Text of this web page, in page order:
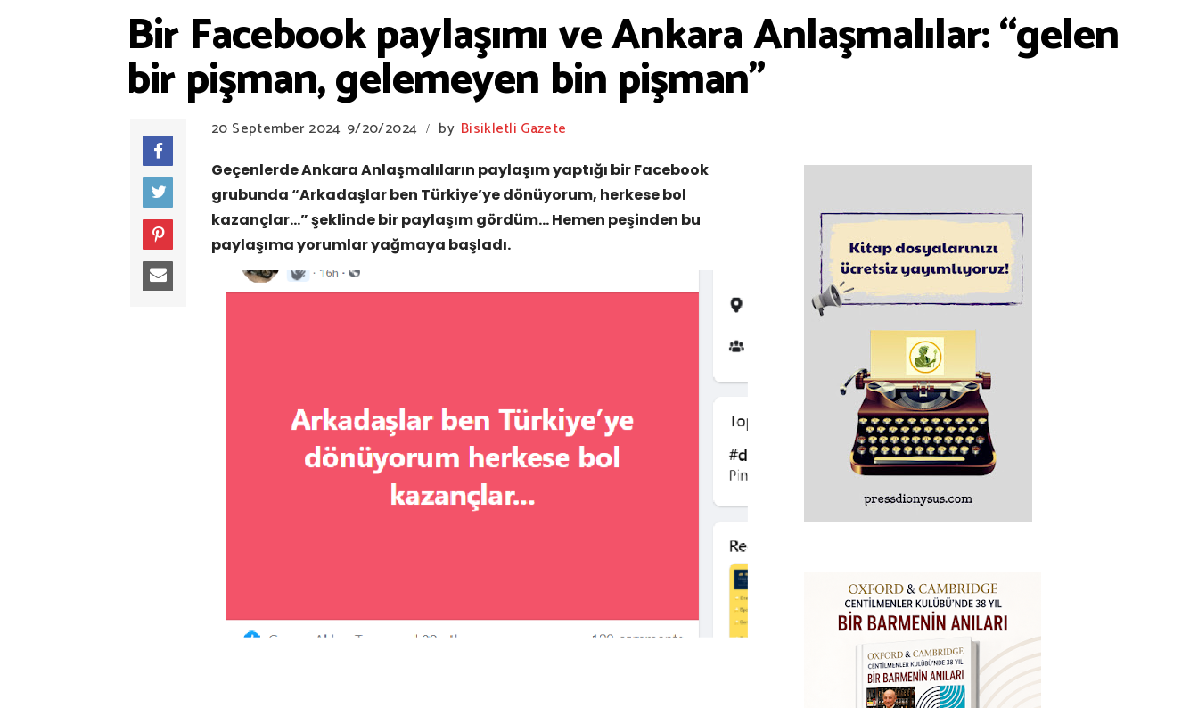
Bir Facebook paylaşımı ve Ankara Anlaşmalılar: “gelen
bir pişman, gelemeyen bin pişman"
20 September 2024 9/20/2024 / by Bisikletli Gazete
Geçenlerde Ankara Anlaşmalıların paylaşım yaptığı bir Facebook
grubunda “Arkadaşlar ben Türkiye’ye dönüyorum, herkese bol
kazançlar…” şeklinde bir paylaşım gördüm… Hemen peşinden bu
paylaşıma yorumlar yağmaya başladı.